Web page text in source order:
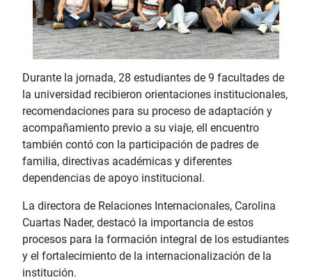
Durante la jornada, 28 estudiantes de 9 facultades de
la universidad recibieron orientaciones institucionales,
recomendaciones para su proceso de adaptación y
acompañamiento previo a su viaje, ell encuentro
también contó con la participación de padres de
familia, directivas académicas y diferentes
dependencias de apoyo institucional.
La directora de Relaciones Internacionales, Carolina
Cuartas Nader, destacó la importancia de estos
procesos para la formación integral de los estudiantes
y el fortalecimiento de la internacionalización de la
institución.